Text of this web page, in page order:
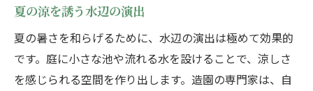
ザイン
プライバシーを守るための緑の壁
小さな庭でもできるデザイン工夫
自然を取り入れた庭のレイアウト
夏の涼を誘う水辺の演出
夏の暑さを和らげるために、水辺の演出は極めて効果的
です。庭に小さな池や流れる水を設けることで、涼しさ
を感じられる空間を作り出します。造園の専門家は、自